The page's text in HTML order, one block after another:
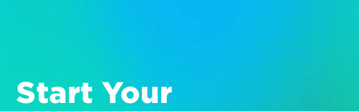
Start Your